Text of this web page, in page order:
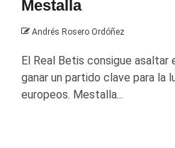
Mestalla
Andrés Rosero Ordóñez
El Real Betis consigue
ganar un partido clave para la
europeos. Mestalla...